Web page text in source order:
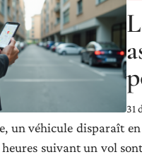
31
un véhicule disparaît
suivant un vol